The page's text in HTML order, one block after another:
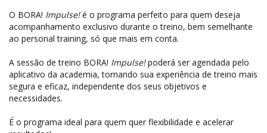
O BORA! Impulse!é o programa perfeito para quem deseja
acompanhamento exclusivo durante o treino, bem semelhante
ao personal training, só que mais em conta.
A sessão de treino BORA! Impulse!poderá ser agendada pelo
aplicativo da academia, tornando sua experiência de treino mais
segura e eficaz, independente dos seus objetivos e
necessidades.
É o programa ideal para quem quer flexibilidade e acelerar